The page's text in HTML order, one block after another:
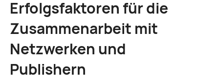
Erfolgsfaktoren für die
Zusammenarbeit mit
Netzwerken und
Publishern